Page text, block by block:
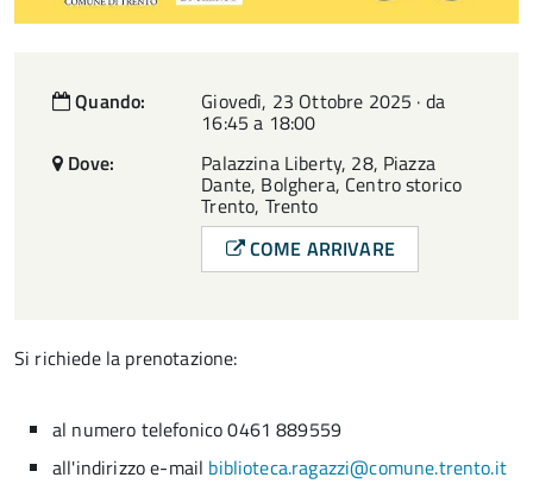
Quando: Giovedì, 23 Ottobre 2025 · da
16:45 a 18:00
Dove:
Palazzina Liberty, 28, Piazza
Dante, Bolghera, Centro storico
Trento, Trento
COME ARRIVARE
Si richiede la prenotazione:
al numero telefonico 0461 889559
all'indirizzo e-mail biblioteca.ragazzi@comune.trento.it